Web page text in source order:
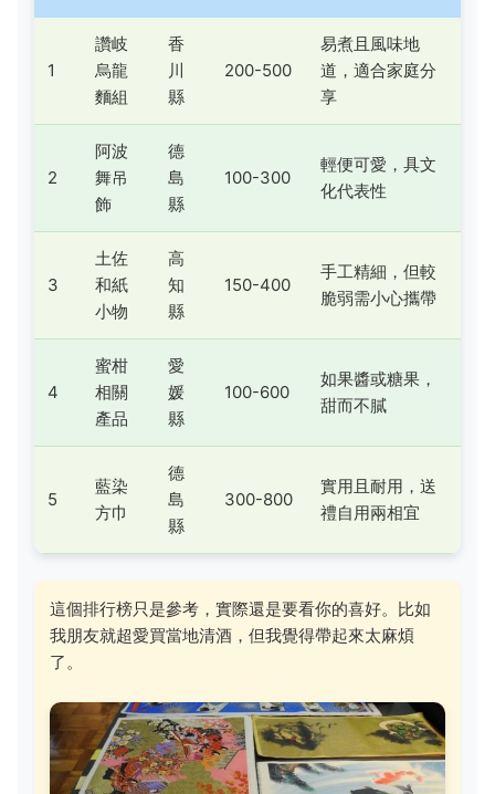
1
讚岐
烏龍
麵組
香
川
縣
200-500
易煮且風味地
道，適合家庭分
享
2
阿波
舞吊
飾
德
島
縣
100-300
輕便可愛，具文
化代表性
3
土佐
和紙
小物
高
知
縣
150-400
手工精細，但較
脆弱需小心攜帶
4
蜜柑
相關
產品
愛
媛
縣
100-600
如果醬或糖果，
甜而不膩
5
藍染
方巾
德
島
縣
300-800
實用且耐用，送
禮自用兩相宜
這個排行榜只是參考，實際還是要看你的喜好。比如
我朋友就超愛買當地清酒，但我覺得帶起來太麻煩
了。